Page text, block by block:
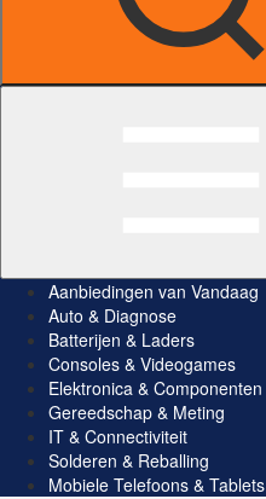
Aanbiedingen van Vandaag
Auto & Diagnose
Batterijen & Laders
Consoles & Videogames
Elektronica & Componenten
Gereedschap & Meting
IT & Connectiviteit
Solderen & Reballing
Mobiele Telefoons & Tablets